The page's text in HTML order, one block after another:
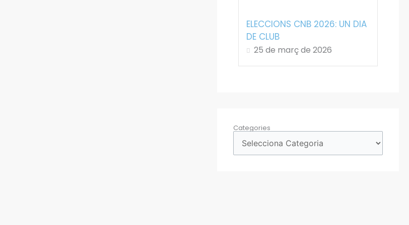
ELECCIONS CNB 2026: UN DIA
DE CLUB
25 de març de 2026
Categories